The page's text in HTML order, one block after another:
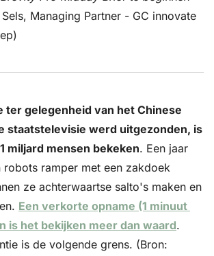
Sels, Managing Partner - GC innovate
ter gelegenheid van het Chinese
staatstelevisie werd uitgezonden, is
miljard mensen bekeken. Een jaar
robots ramper met een zakdoek
ze achterwaartse salto's maken en
Een verkorte opname (1 minuut
is het bekijken meer dan waard.
is de volgende grens. (Bron: